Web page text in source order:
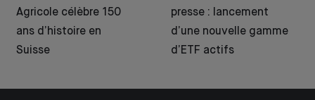
Agricole célèbre 150
ans d’histoire en
Suisse
presse : lancement
d’une nouvelle gamme
d’ETF actifs